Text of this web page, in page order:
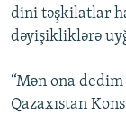
dini təşkilatlar
dəyişikliklərə
“Mən ona
Qazaxıstan